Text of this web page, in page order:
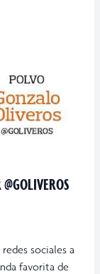
sociales a
favorita de